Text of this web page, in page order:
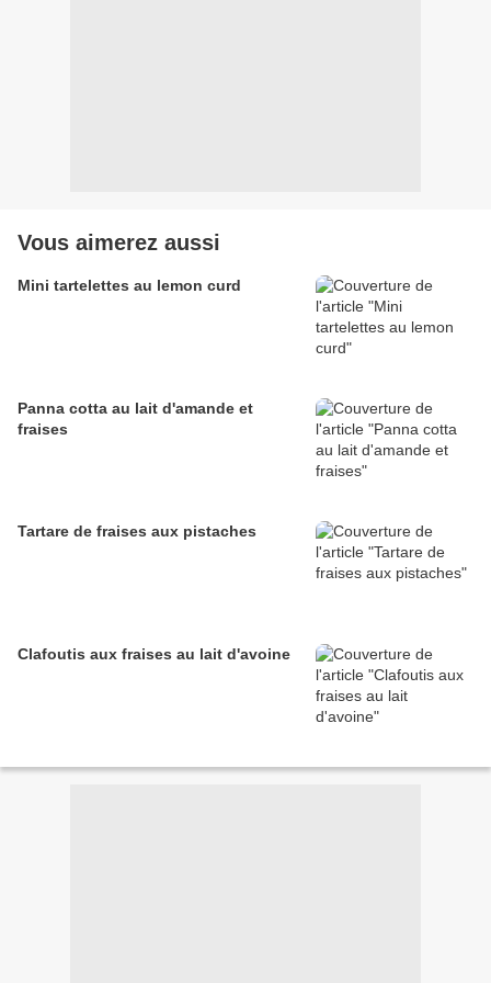
Vous aimerez aussi
Mini tartelettes au lemon curd
Panna cotta au lait d'amande et
fraises
Tartare de fraises aux pistaches
Clafoutis aux fraises au lait d'avoine